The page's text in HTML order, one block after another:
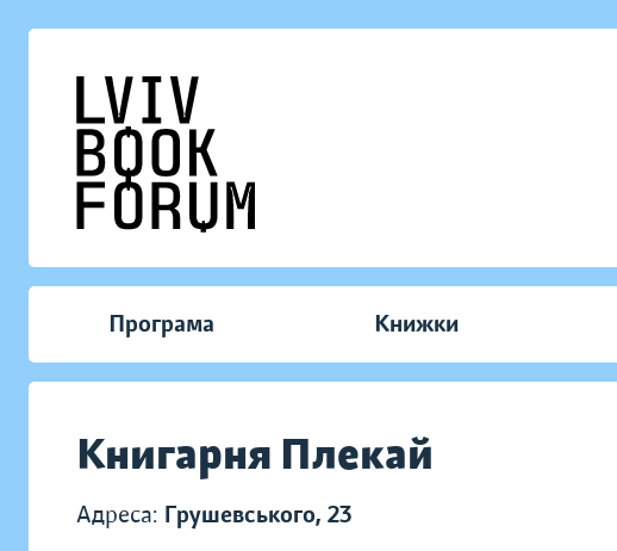
Програма Книжки
Книгарня Плекай
Адреса: Грушевського, 23